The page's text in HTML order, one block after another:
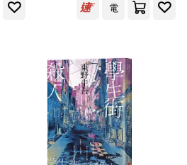
化學工業出版社(6)
実業之日本社(5)
電